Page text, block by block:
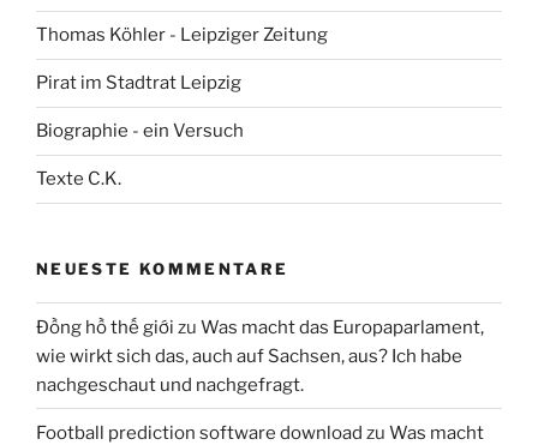
Thomas Köhler - Leipziger Zeitung
Pirat im Stadtrat Leipzig
Biographie - ein Versuch
Texte C.K.
NEUESTE KOMMENTARE
Đồng hồ thế giới zu Was macht das Europaparlament,
wie wirkt sich das, auch auf Sachsen, aus? Ich habe
nachgeschaut und nachgefragt.
Football prediction software download zu Was macht